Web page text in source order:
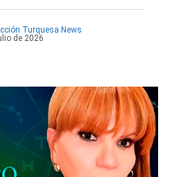
Turquesa News
de 2026